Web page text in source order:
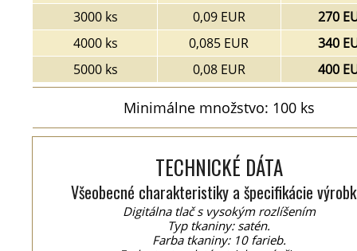
3000 ks
0,09 EUR
270
4000 ks
0,085 EUR
340
5000 ks
0,08 EUR 400
Minimálne množstvo: 100 ks
TECHNICKÉ DÁTA
Všeobecné charakteristiky a špecifikácie
Digitálna tlač s vysokým rozlíšením
Typ tkaniny: satén.
Farba tkaniny: 10 farieb.